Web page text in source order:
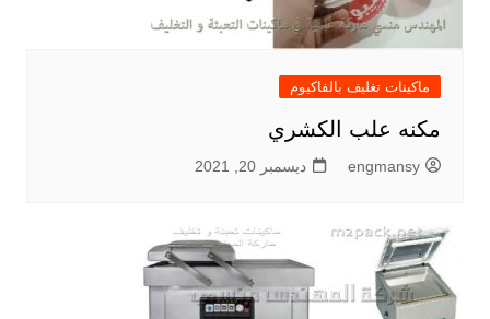
ماكينات تغليف بالفاكيوم
مكنه علب الكشري
engmansy ديسمبر 20, 2021